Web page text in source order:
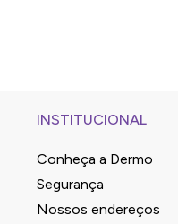
vermelhidão por
Lave o rosto sempre
Por isso, invista em
INSTITUCIONAL
Conheça a Dermo
Segurança
Nossos endereços